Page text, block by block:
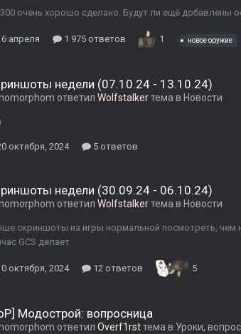
300 очень хорошо сделано. Будут ли ещё добавлены
апреля 1 975 ответов 1 новое оружие
недели (07.10.24 - 13.10.24)
ответил Wolfstalkerтема в Новости
октября, 2024 5 ответов
недели (30.09.24 - 06.10.24)
ответил Wolfstalkerтема в Новости
скриншоты из игры нормальной посмотреть, чем
GCS делает
октября, 2024 12 ответов 5
Модострой: вопросница
ответил Overf1rstтема в Уроки,